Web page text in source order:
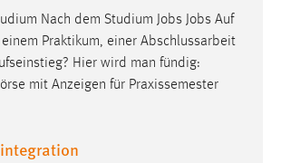
Nach dem Studium Jobs Jobs Auf
Praktikum, einer Abschlussarbeit
Hier wird man fündig:
mit Anzeigen für Praxissemester
5e9dbeb1811c0446
um die Chatfunktion nutzen zu können.
= 1 Jahr